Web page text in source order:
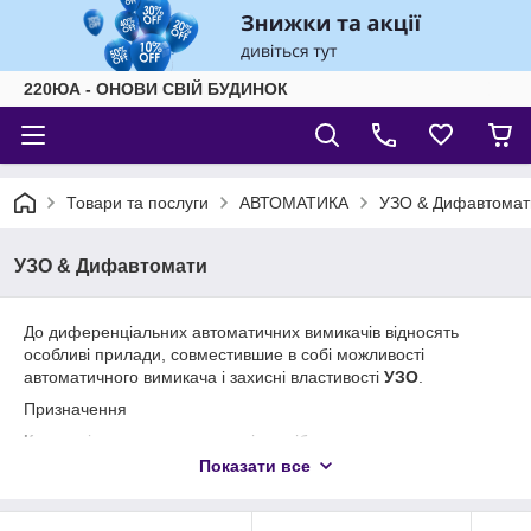
220ЮА - ОНОВИ СВІЙ БУДИНОК
Товари та послуги АВТОМАТИКА УЗО &
УЗО & Дифавтомати
До диференціальних автоматичних вимикачів відносять
особливі прилади, совместившие в собі можливості
автоматичного вимикача і захисні властивості УЗО
Призначення
Купити і встановити вимикачі потрібно для отримання
захисту від ударів електричним струмом при контакті з
струму. В даній ситуації виріб працює в ролі приладу
Показати все